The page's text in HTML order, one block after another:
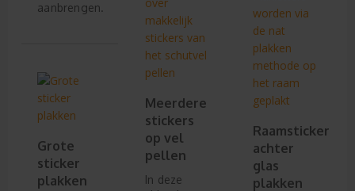
aanbrengen.
Grote
sticker
plakken
Meerdere
stickers
op vel
pellen
In deze
Raamsticker
achter
glas
plakken